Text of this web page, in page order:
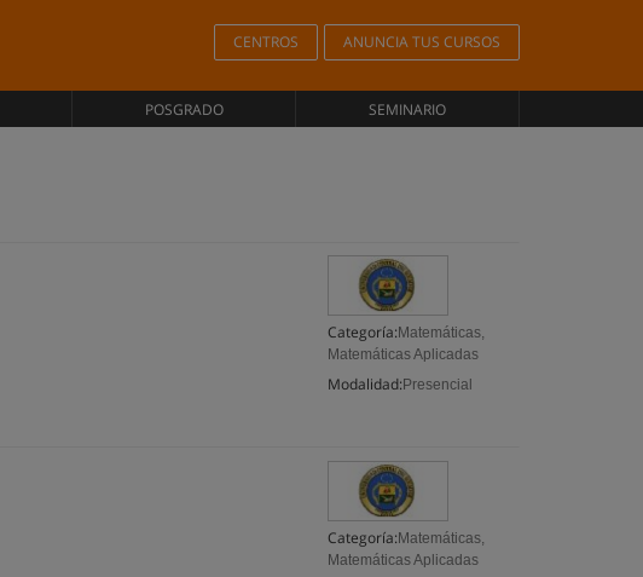
CENTROS ANUNCIA TUS CURSOS
POSGRADO SEMINARIO
Categoría: Matemáticas,
Matemáticas Aplicadas
Modalidad: Presencial
Categoría: Matemáticas,
Matemáticas Aplicadas